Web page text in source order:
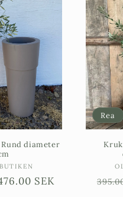
diameter
SEK
Rea